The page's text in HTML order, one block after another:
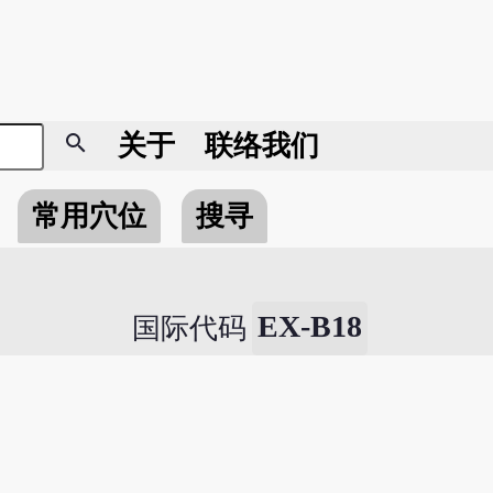
search 关于 联络我们
常用穴位 搜寻
国际代码 EX-B18